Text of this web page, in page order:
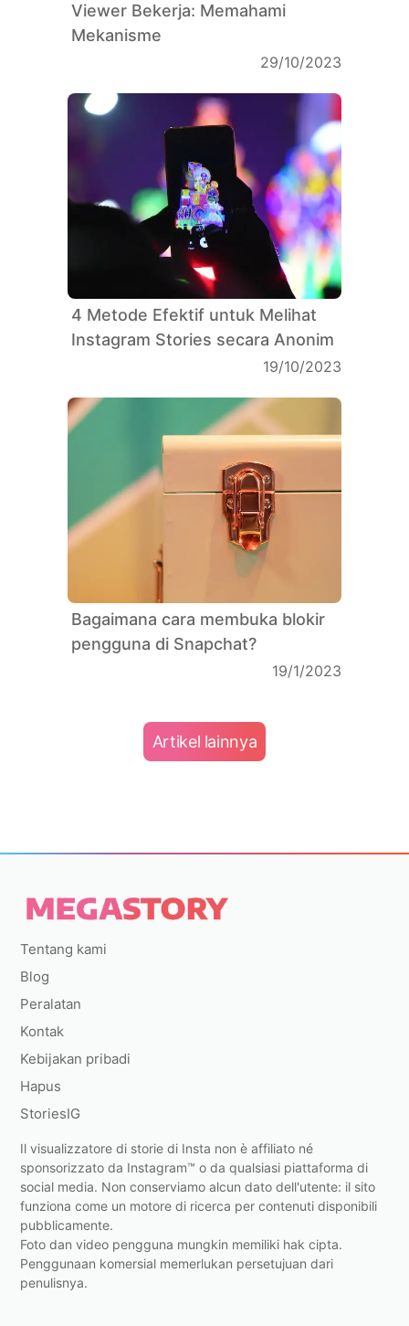
Viewer Bekerja: Memahami
Mekanisme
29/10/2023
4 Metode Efektif untuk Melihat
Instagram Stories secara Anonim
19/10/2023
Bagaimana cara membuka blokir
pengguna di Snapchat?
19/1/2023
Artikel lainnya
Tentang kami
Blog
Peralatan
Kontak
Kebijakan pribadi
Hapus
StoriesIG
Il visualizzatore di storie di Insta non è affiliato né
sponsorizzato da Instagram™ o da qualsiasi piattaforma di
social media. Non conserviamo alcun dato dell'utente: il sito
funziona come un motore di ricerca per contenuti disponibili
pubblicamente.
Foto dan video pengguna mungkin memiliki hak cipta.
Penggunaan komersial memerlukan persetujuan dari
penulisnya.